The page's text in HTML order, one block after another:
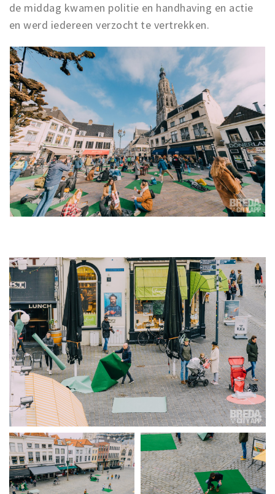
de middag kwamen politie en handhaving en actie
en werd iedereen verzocht te vertrekken.